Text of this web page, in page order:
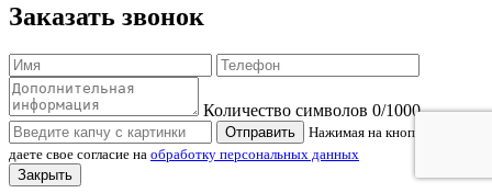
Заказать звонок
Количество символов 0/1000
Отправить
Нажимая на кнопку, Вы
даете свое согласие на обработку персональных данных
Закрыть